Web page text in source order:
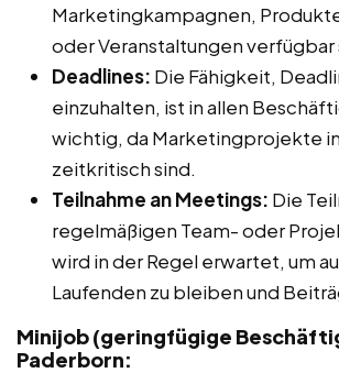
Marketingkampagnen,
oder Veranstaltungen verfügbar
Deadlines: Die Fähigkeit,
einzuhalten, ist in allen
wichtig, da Marketingprojekte
zeitkritisch sind.
Teilnahme an Meetings: Die
regelmäßigen Team- oder
wird in der Regel erwartet, um
Laufenden zu bleiben und
Minijob (geringfügige
Paderborn: